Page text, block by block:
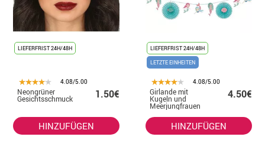
LIEFERFRIST 24H/48H
4.08/5.00
Neongrüner
Gesichtsschmuck 1.50€
HINZUFÜGEN
LIEFERFRIST 24H/48H
LETZTE EINHEITEN
4.08/5.00
Girlande mit
Kugeln und
Meerjungfrauen
von 400 cm
4.50€
HINZUFÜGEN